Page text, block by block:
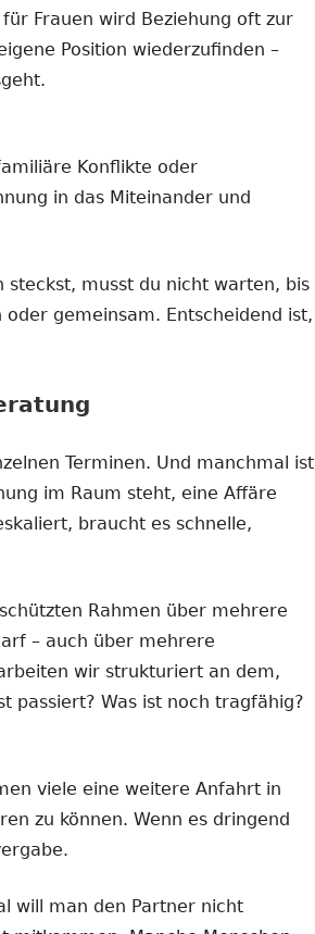
Frauen wird Beziehung oft zur
Position wiederzufinden –
Konflikte oder
in das Miteinander und
steckst, musst du nicht warten, bis
gemeinsam. Entscheidend ist,
Terminen. Und manchmal ist
im Raum steht, eine Affäre
braucht es schnelle,
Rahmen über mehrere
– auch über mehrere
wir strukturiert an dem,
passiert? Was ist noch tragfähig?
viele eine weitere Anfahrt in
zu können. Wenn es dringend
will man den Partner nicht